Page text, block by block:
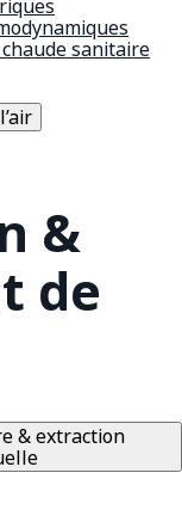
sanitaire
&
de
& extraction